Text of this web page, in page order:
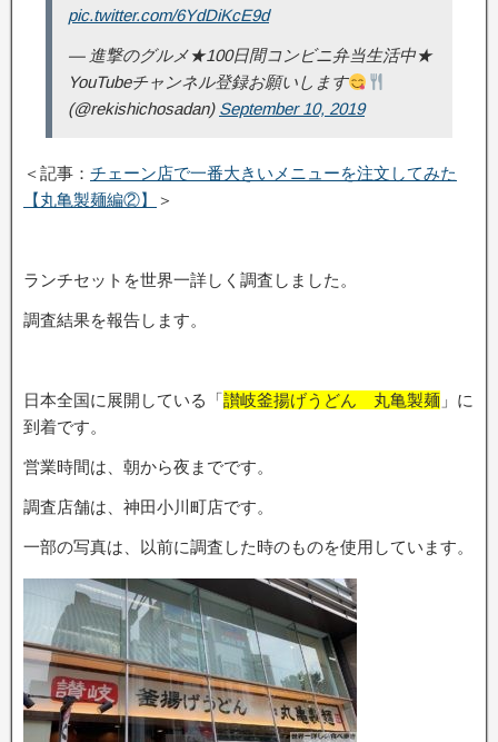
pic.twitter.com/6YdDiKcE9d
— 進撃のグルメ★100日間コンビニ弁当生活中★
YouTubeチャンネル登録お願いします
(@rekishichosadan) September 10, 2019
＜記事： チェーン店で一番大きいメニューを注文してみた
【丸亀製麺編②】
＞
ランチセットを世界一詳しく調査しました。
調査結果を報告します。
日本全国に展開している「讃岐釜揚げうどん 丸亀製麺 」に
到着です。
営業時間は、朝から夜までです。
調査店舗は、神田小川町店です。
一部の写真は、以前に調査した時のものを使用しています。